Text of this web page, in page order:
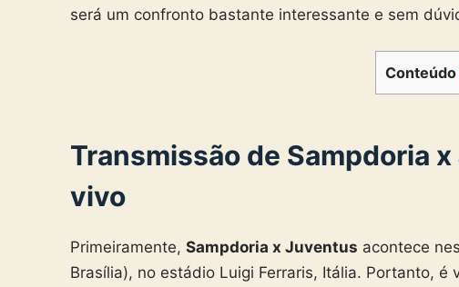
será um confronto bastante interessante e sem
Conteúdo
Transmissão de Sampdoria
vivo
Primeiramente, Sampdoria x Juventus acontece
Brasília), no estádio Luigi Ferraris, Itália. Portanto, é